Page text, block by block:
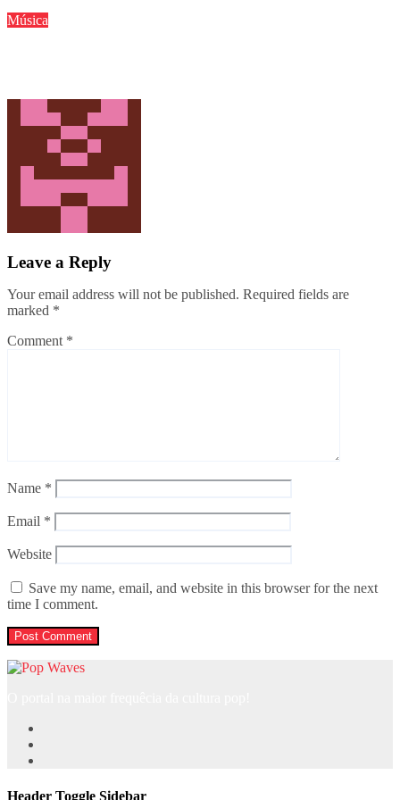
Música
Leave a Reply
Your email address will not be published. Required fields are
marked *
Comment *
Name *
Email *
Website
Save my name, email, and website in this browser for the next
time I comment.
Header Toggle Sidebar